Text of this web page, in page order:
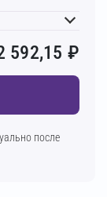
592,15 ₽
после